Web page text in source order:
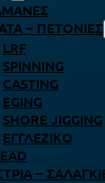
– ΠΕΤΟΝΙΈΣ
LRF
SPINNING
CASTING
EGING
SHORE JIGGING
ΕΓΓΛΈΖΙΚΟ
–